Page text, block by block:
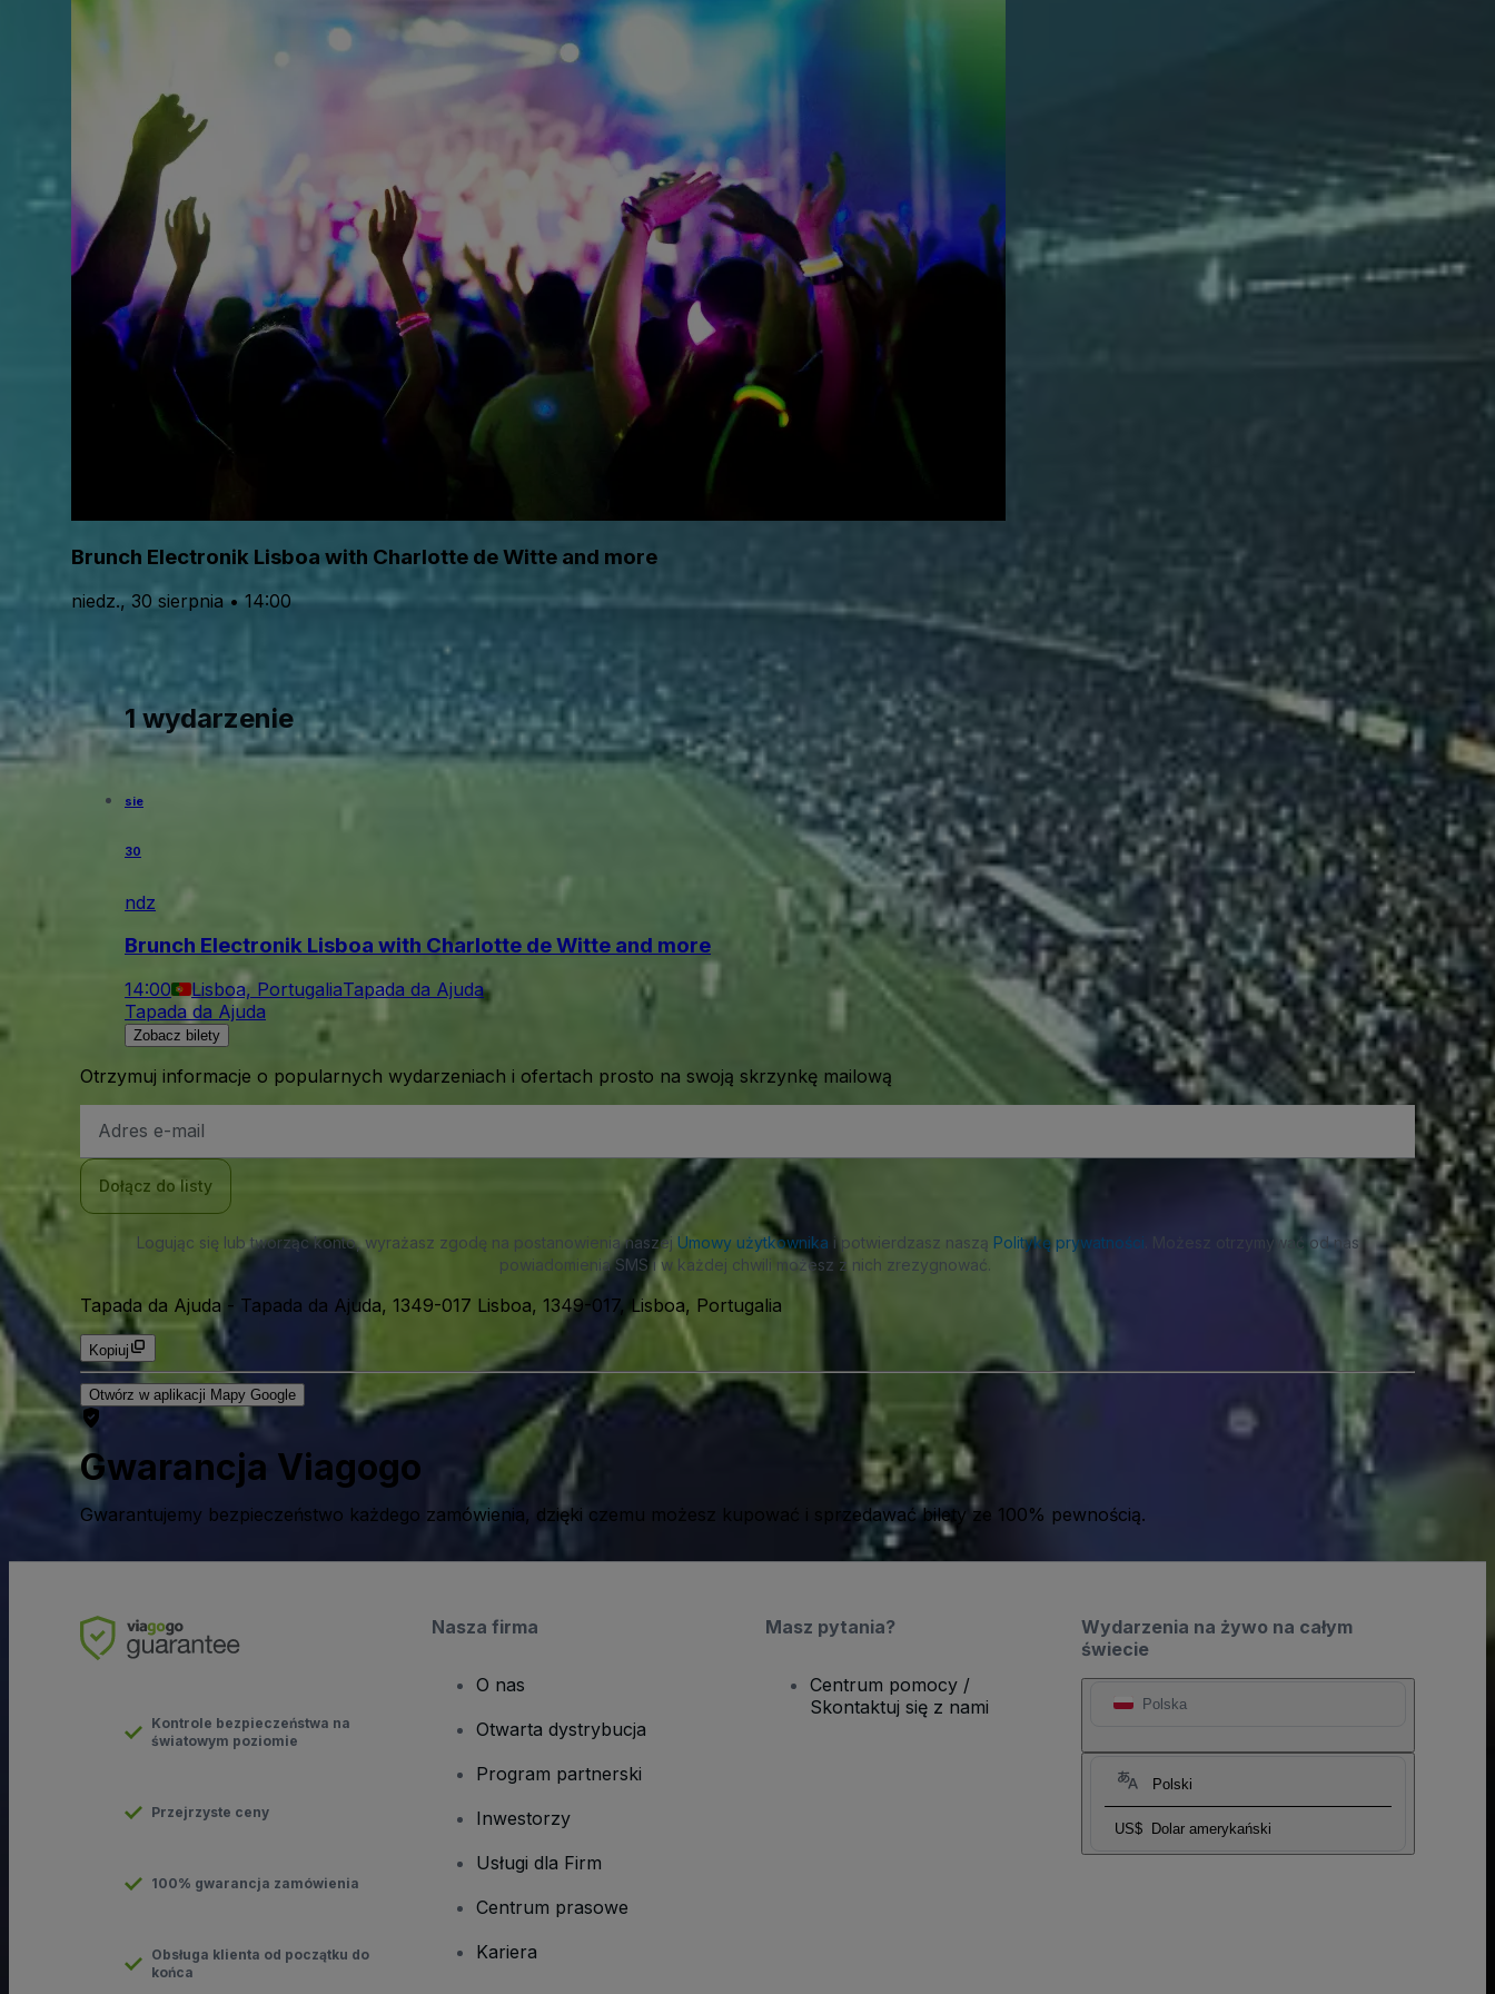
Brunch Electronik Lisboa with Charlotte de Witte and more
niedz., 30 sierpnia • 14:00
1 wydarzenie
sie
30
ndz
Brunch Electronik Lisboa with Charlotte de Witte and more
14:00 Lisboa, PortugaliaTapada da Ajuda
Tapada da Ajuda
Zobacz bilety
Otrzymuj informacje o popularnych wydarzeniach i ofertach prosto na swoją skrzynkę mailową
e-
Dołącz do listy
Logując się lub tworząc konto, wyrażasz zgodę na postanowienia naszej Umowy użytkownika i potwierdzasz naszą Politykę prywatności . Możesz otrzymywać od nas
powiadomienia SMS i w każdej chwili możesz z nich zrezygnować.
Tapada da Ajuda- Tapada da Ajuda, 1349-017 Lisboa, 1349-017, Lisboa, Portugalia
Kopiuj
Otwórz w aplikacji Mapy Google
Gwarancja Viagogo
Gwarantujemy bezpieczeństwo każdego zamówienia, dzięki czemu możesz kupować i sprzedawać bilety ze 100% pewnością.
Wydarzenia na żywo na całym
świecie
Polska
Polski
US$ Dolar amerykański
Kontrole bezpieczeństwa na
światowym poziomie
Przejrzyste ceny
100% gwarancja zamówienia
Obsługa klienta od początku do
końca
Nasza firma
O nas
Otwarta dystrybucja
Program partnerski
Inwestorzy
Usługi dla Firm
Centrum prasowe
Kariera
Masz pytania?
Centrum pomocy /
Skontaktuj się z nami